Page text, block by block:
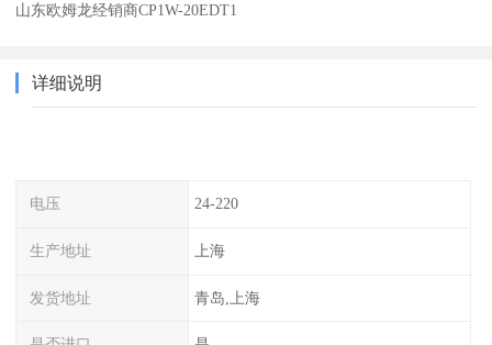
山东欧姆龙经销商CP1W-20EDT1
详细说明
电压 24-220
生产地址 上海
发货地址 青岛,上海